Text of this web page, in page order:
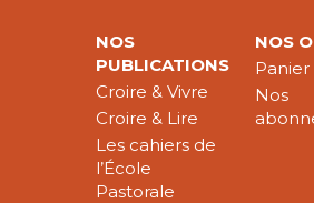
NOS
PUBLICATIONS
Croire & Vivre
Croire & Lire
Les cahiers de
l’École
Pastorale
NOS
Panier
Nos